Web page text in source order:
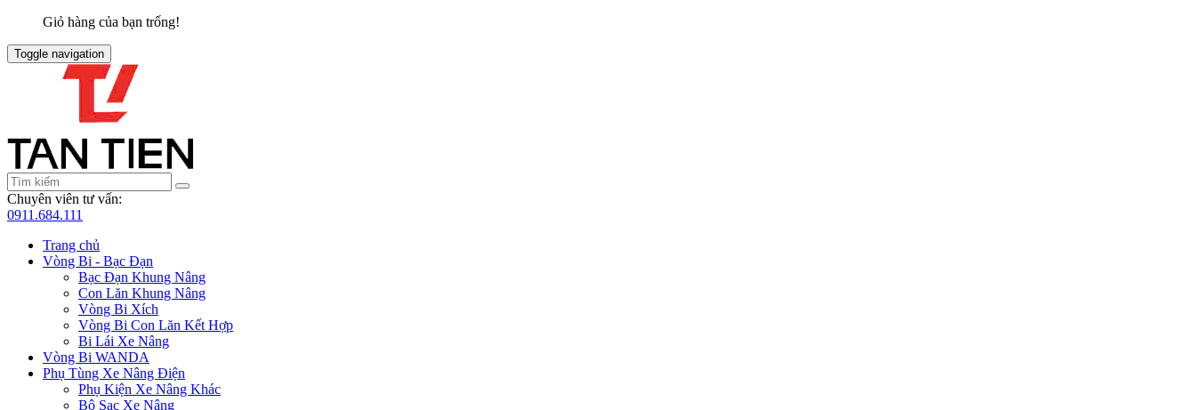
Giỏ hàng của bạn trống!
Toggle navigation
Chuyên viên tư vấn:
0911.684.111
Trang chủ
Vòng Bi - Bạc Đạn
Bạc Đạn Khung Nâng
Con Lăn Khung Nâng
Vòng Bi Xích
Vòng Bi Con Lăn Kết Hợp
Bi Lái Xe Nâng
Vòng Bi WANDA
Phụ Tùng Xe Nâng Điện
Phụ Kiện Xe Nâng Khác
Bộ Sạc Xe Nâng